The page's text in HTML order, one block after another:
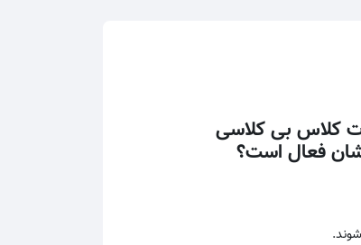
کلاس بی کلاسی
فعال است؟